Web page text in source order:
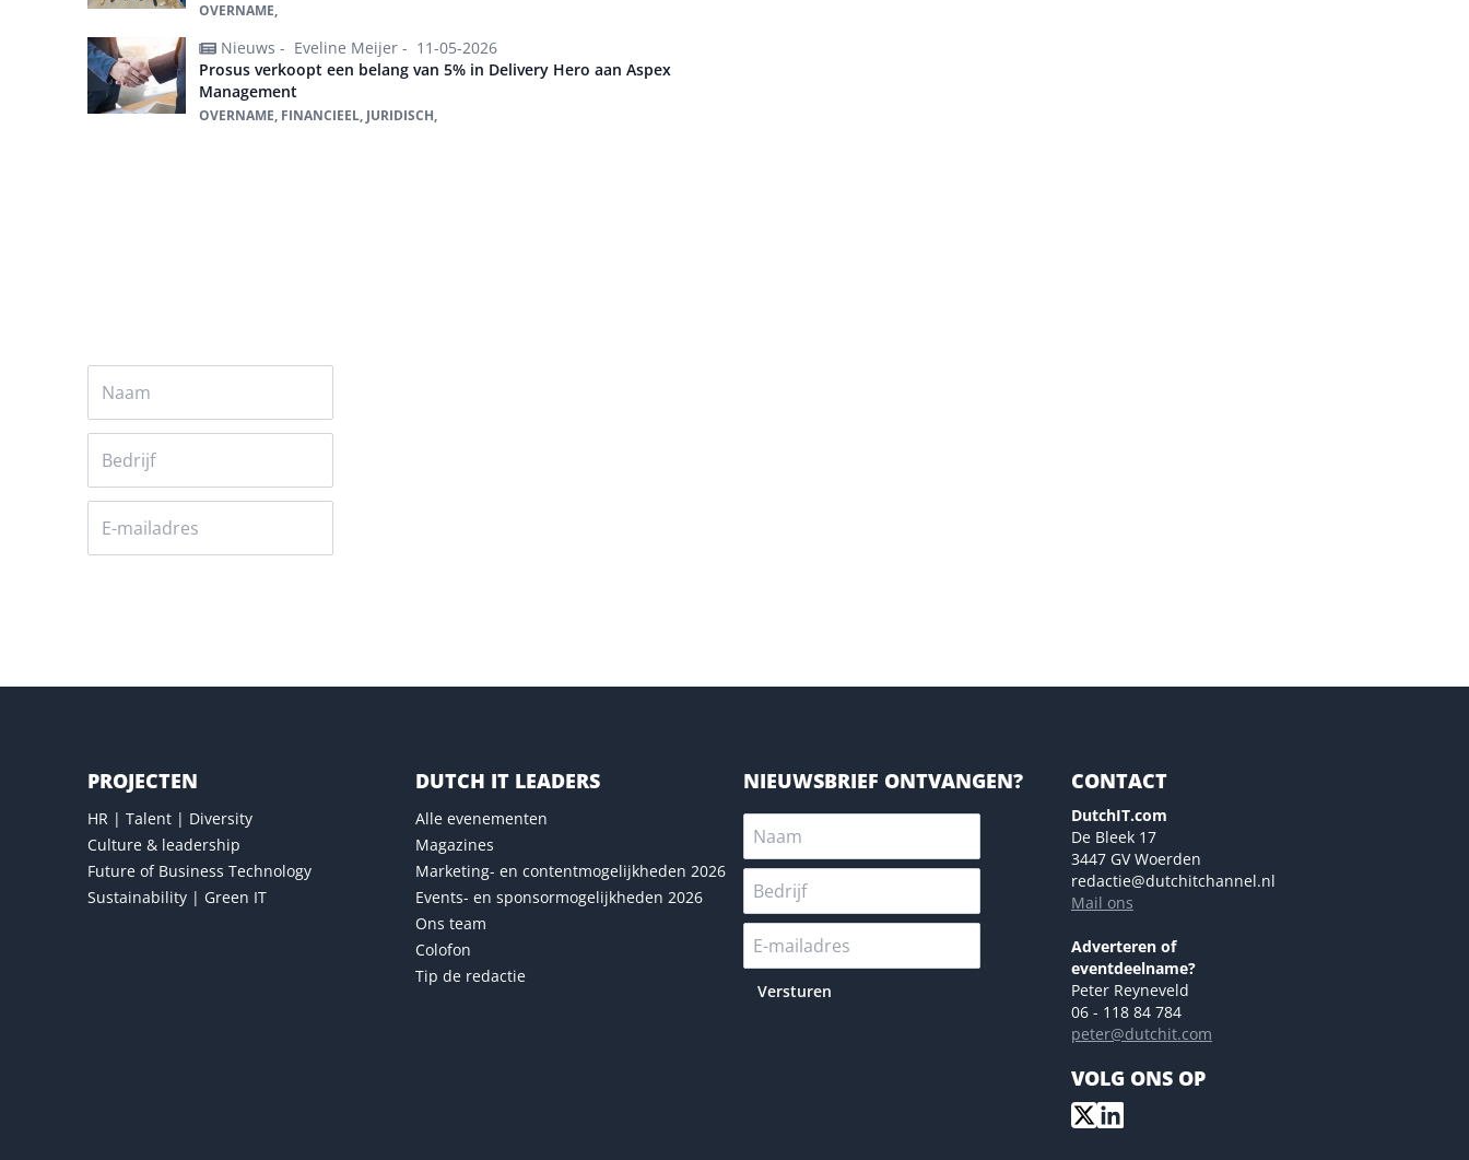
OVERNAME,
Nieuws - Eveline Meijer - 11-05-2026
Prosus verkoopt een belang van 5% in Delivery Hero aan Aspex
Management
OVERNAME, FINANCIEEL, JURIDISCH,
PROJECTEN
HR | Talent | Diversity
Culture & leadership
Future of Business Technology
Sustainability | Green IT
DUTCH IT LEADERS
Alle evenementen
Magazines
Marketing- en contentmogelijkheden 2026
Events- en sponsormogelijkheden 2026
Ons team
Colofon
Tip de redactie
NIEUWSBRIEF ONTVANGEN?
Versturen
CONTACT
DutchIT.com
De Bleek 17
3447 GV Woerden
redactie@dutchitchannel.nl
Mail ons
Adverteren of
eventdeelname?
Peter Reyneveld
06 - 118 84 784
peter@dutchit.com
VOLG ONS OP